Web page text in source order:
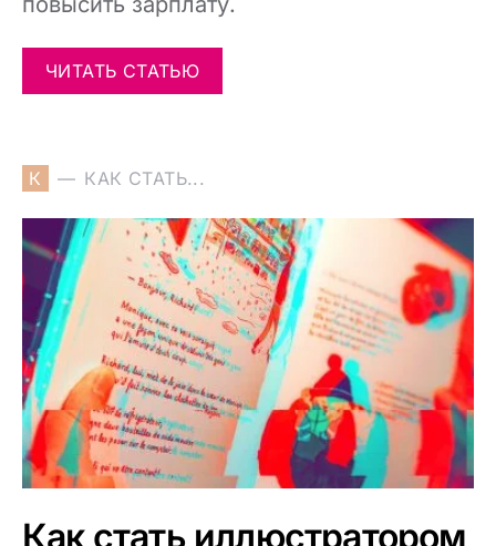
ЧИТАТЬ СТАТЬЮ
К КАК СТАТЬ...
Как стать иллюстратором